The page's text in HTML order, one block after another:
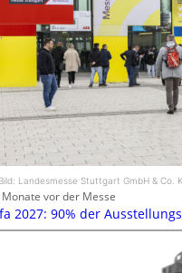
Landesmesse Stuttgart GmbH & Co.
vor der Messe
2027: 90% der